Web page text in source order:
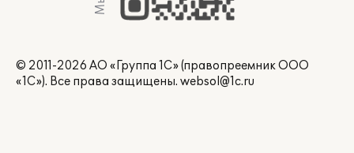
© 2011-2026 АО «Группа 1С» (правопреемник ООО
«1С»). Все права защищены. websol@1c.ru